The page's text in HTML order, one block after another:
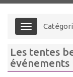
Menu
Les tentes
événements